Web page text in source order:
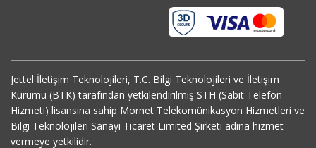
Jettel İletişim Teknolojileri, T.C. Bilgi Teknolojileri ve İletişim
Kurumu (BTK) tarafından yetkilendirilmiş STH (Sabit Telefon
Hizmeti) lisansına sahip Mornet Telekomünikasyon Hizmetleri ve
Bilgi Teknolojileri Sanayi Ticaret Limited Şirketi adına hizmet
vermeye yetkilidir.